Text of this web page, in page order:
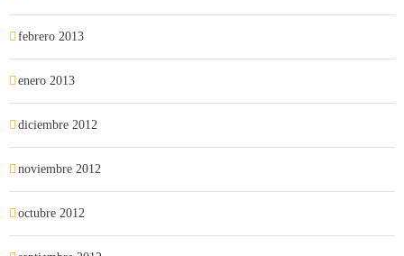
febrero 2013
enero 2013
diciembre 2012
noviembre 2012
octubre 2012